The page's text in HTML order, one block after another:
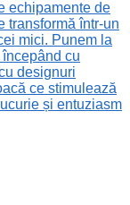
echipamente de
transformă într-un
mici. Punem la
cu
designuri
ce stimulează
și entuziasm